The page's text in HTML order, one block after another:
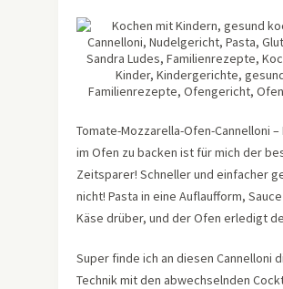
Tomate-Mozzarella-Ofen-Cannelloni –
im Ofen zu backen ist für mich der
Zeitsparer! Schneller und einfacher
nicht! Pasta in eine Auflaufform,
Käse drüber, und der Ofen erledigt
Super finde ich an diesen Cannelloni
Technik mit den abwechselnden